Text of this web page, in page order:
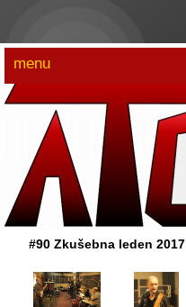
#90 Zkušebna leden 2017
menu